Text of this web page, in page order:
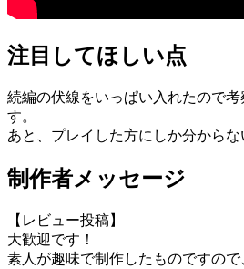
注目してほしい点
続編の伏線をいっぱい入れたので
す。
あと、プレイした方にしか分からな
制作者メッセージ
【レビュー投稿】
大歓迎です！
素人が趣味で制作したものですの